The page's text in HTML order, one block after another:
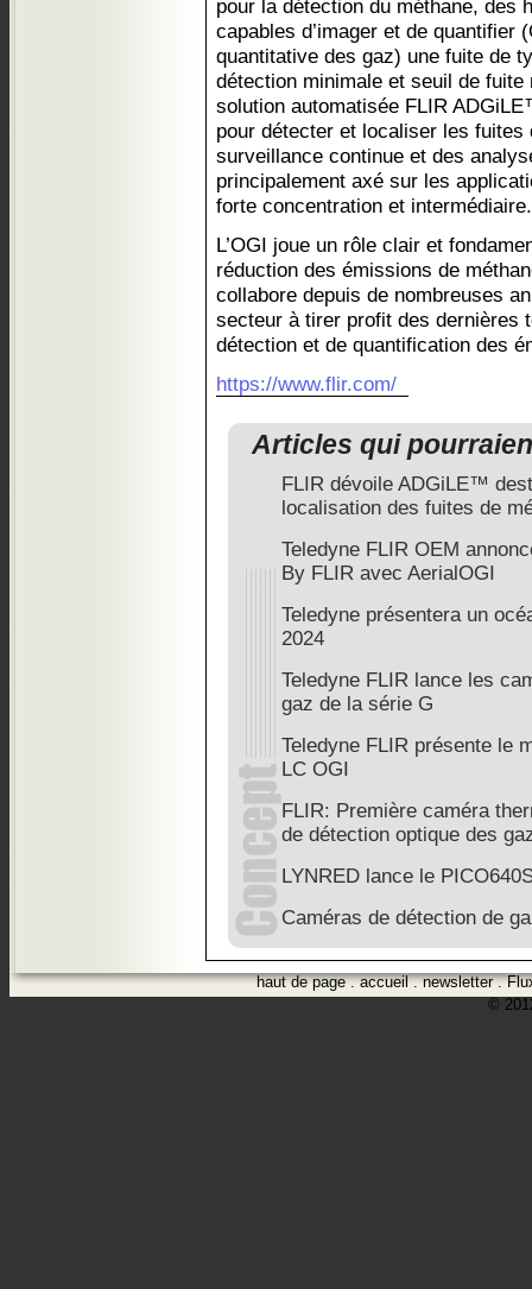
pour la détection du méthane, des
capables d’imager et de quantifier
quantitative des gaz) une fuite de
détection minimale et seuil de
solution automatisée FLIR
pour détecter et localiser les fuites
surveillance continue et des
principalement axé sur les
forte concentration et intermédiaire.
L’OGI joue un rôle clair et
réduction des émissions de
collabore depuis de nombreuses
secteur à tirer profit des dernières
détection et de quantification des
https://www.flir.com/
Articles qui
FLIR dévoile ADGiLE™
localisation des fuites de
Teledyne FLIR OEM
By FLIR avec AerialOGI
Teledyne présentera un
2024
Teledyne FLIR lance les
gaz de la série G
Teledyne FLIR présente le
LC OGI
FLIR: Première caméra
de détection optique des
LYNRED lance le
Caméras de détection de
haut de page.accueil.newsletter.
©